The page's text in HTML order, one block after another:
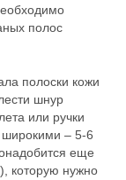
полос
полоски кожи
шнур
или ручки
– 5-6
еще
которую нужно